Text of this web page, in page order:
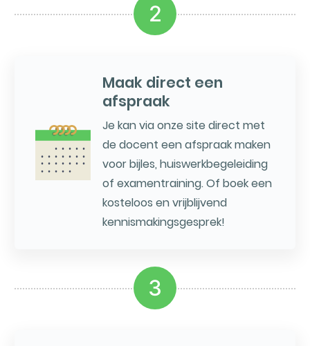
2
Maak direct een
afspraak
Je kan via onze site direct met
de docent een afspraak maken
voor bijles, huiswerkbegeleiding
of examentraining. Of boek een
kosteloos en vrijblijvend
kennismakingsgesprek!
3